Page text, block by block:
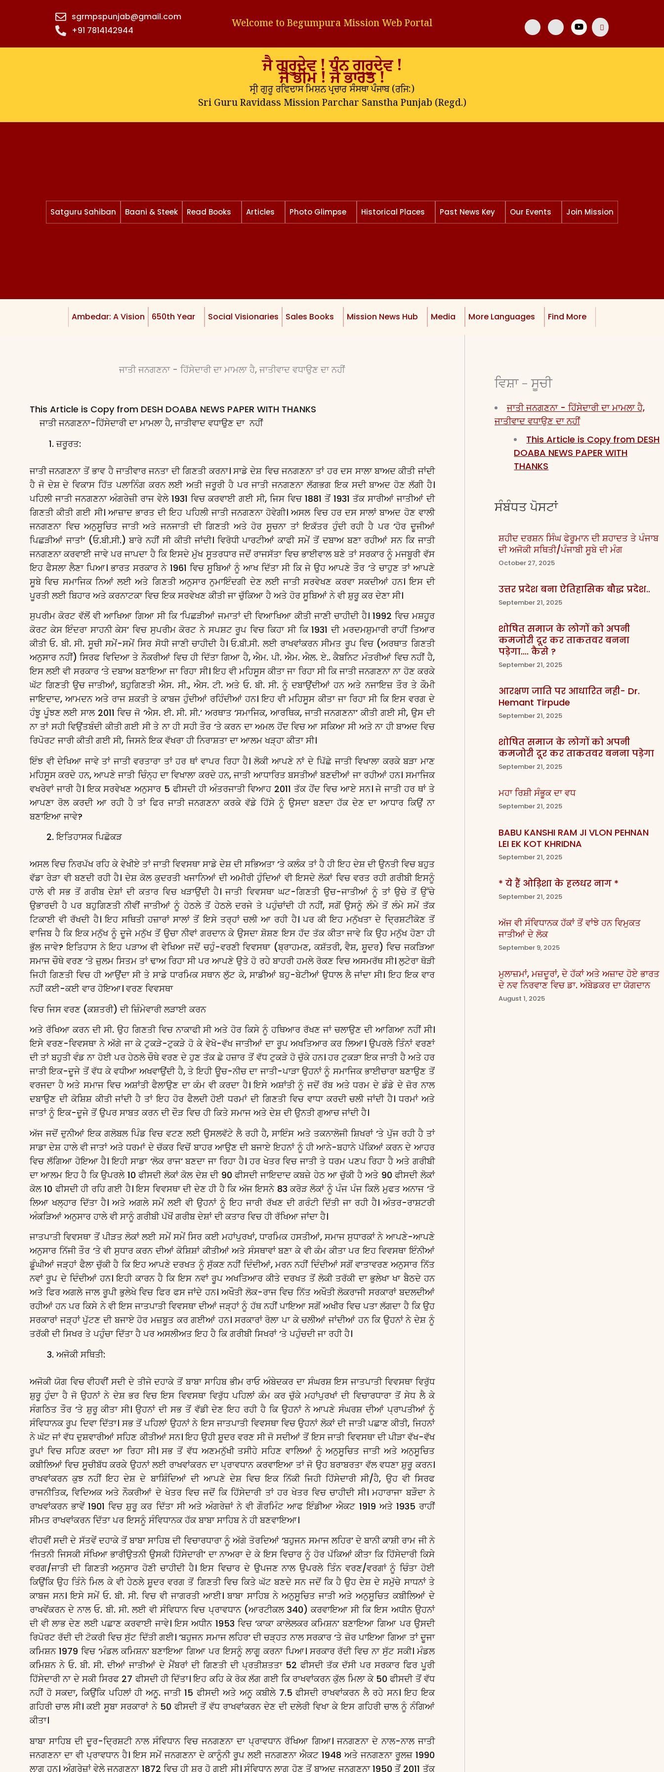
sgrmpspunjab@gmail.com
+91 7814142944‬
Welcome to Begumpura Mission Web Portal
ਜੈ ਗੁਰੂਦੇਵ ! ਧੰਨ ਗੁਰੂਦੇਵ !
ਜੈ ਭੀਮ ! ਜੈ ਭਾਰਤ !
ਸ੍ਰੀ ਗੁਰੂ ਰਵਿਦਾਸ ਮਿਸ਼ਨ ਪ੍ਰਚਾਰ ਸੰਸਥਾ ਪੰਜਾਬ (ਰਜਿ:)
Sri Guru Ravidass Mission Parchar Sanstha Punjab (Regd.)
Satguru Sahiban Baani & Steek Read Books Articles Photo Glimpse Historical Places Past News Key Our Events Join Mission
Ambedar: A Vision 650th Year Social Visionaries Sales Books Mission News Hub Media More Languages Find More
ਜਾਤੀ ਜਨਗਣਨਾ - ਹਿੱਸੇਦਾਰੀ ਦਾ ਮਾਮਲਾ ਹੈ, ਜਾਤੀਵਾਦ ਵਧਾਉਣ ਦਾ ਨਹੀਂ
This Article is Copy from DESH DOABA NEWS PAPER WITH THANKS
ਜਾਤੀ ਜਨਗਣਨਾ-ਹਿੱਸੇਦਾਰੀ ਦਾ ਮਾਮਲਾ ਹੈ, ਜਾਤੀਵਾਦ ਵਧਾਉਣ ਦਾ ਨਹੀਂ
ਜ਼ਰੂਰਤ:
ਜਾਤੀ ਜਨਗਣਨਾ ਤੋਂ ਭਾਵ ਹੈ ਜਾਤੀਵਾਰ ਜਨਤਾ ਦੀ ਗਿਣਤੀ ਕਰਨਾ। ਸਾਡੇ ਦੇਸ਼ ਵਿਚ ਜਨਗਣਨਾ ਤਾਂ ਹਰ ਦਸ ਸਾਲਾ ਬਾਅਦ ਕੀਤੀ ਜਾਂਦੀ
ਹੈ ਜੋ ਦੇਸ਼ ਦੇ ਵਿਕਾਸ ਹਿੱਤ ਪਲਾਨਿੰਗ ਕਰਨ ਲਈ ਅਤੀ ਜਰੂਰੀ ਹੈ ਪਰ ਜਾਤੀ ਜਨਗਣਨਾ ਲੱਗਭਗ ਇਕ ਸਦੀ ਬਾਅਦ ਹੋਣ ਲੱਗੀ ਹੈ।
ਪਹਿਲੀ ਜਾਤੀ ਜਨਗਣਨਾ ਅੰਗਰੇਜ਼ੀ ਰਾਜ ਵੇਲੇ 1931 ਵਿਚ ਕਰਵਾਈ ਗਈ ਸੀ, ਜਿਸ ਵਿਚ 1881 ਤੋਂ 1931 ਤੱਕ ਸਾਰੀਆਂ ਜਾਤੀਆਂ ਦੀ
ਗਿਣਤੀ ਕੀਤੀ ਗਈ ਸੀ। ਆਜ਼ਾਦ ਭਾਰਤ ਦੀ ਇਹ ਪਹਿਲੀ ਜਾਤੀ ਜਨਗਣਨਾ ਹੋਵੇਗੀ। ਅਸਲ ਵਿਚ ਹਰ ਦਸ ਸਾਲਾਂ ਬਾਅਦ ਹੋਣ ਵਾਲੀ
ਜਨਗਣਨਾ ਵਿਚ ਅਨੁਸੂਚਿਤ ਜਾਤੀ ਅਤੇ ਜਨਜਾਤੀ ਦੀ ਗਿਣਤੀ ਅਤੇ ਹੋਰ ਸੂਚਨਾ ਤਾਂ ਇਕੱਤਰ ਹੁੰਦੀ ਰਹੀ ਹੈ ਪਰ ‘ਹੋਰ ਦੂਜੀਆਂ
ਪਿਛੜੀਆਂ ਜਾਤਾਂ’ (ਓ.ਬੀ.ਸੀ.) ਬਾਰੇ ਨਹੀਂ ਸੀ ਕੀਤੀ ਜਾਂਦੀ। ਵਿਰੋਧੀ ਪਾਰਟੀਆਂ ਕਾਫੀ ਸਮੇਂ ਤੋਂ ਦਬਾਅ ਬਣਾ ਰਹੀਆਂ ਸਨ ਕਿ ਜਾਤੀ
ਜਨਗਣਨਾ ਕਰਵਾਈ ਜਾਵੇ ਪਰ ਜਾਪਦਾ ਹੈ ਕਿ ਇਸਦੇ ਮੁੱਖ ਸੂਤਰਧਾਰ ਜਦੋਂ ਰਾਜਸੱਤਾ ਵਿਚ ਭਾਈਵਾਲ ਬਣੇ ਤਾਂ ਸਰਕਾਰ ਨੂੰ ਮਜਬੂਰੀ ਵੱਸ
ਇਹ ਫੈਸਲਾ ਲੈਣਾ ਪਿਆ। ਭਾਰਤ ਸਰਕਾਰ ਨੇ 1961 ਵਿਚ ਸੂਬਿਆਂ ਨੂੰ ਆਖ ਦਿੱਤਾ ਸੀ ਕਿ ਜੇ ਉਹ ਆਪਣੇ ਤੌਰ ‘ਤੇ ਚਾਹੁਣ ਤਾਂ ਆਪਣੇ
ਸੂਬੇ ਵਿਚ ਸਮਾਜਿਕ ਨਿਆਂ ਲਈ ਅਤੇ ਗਿਣਤੀ ਅਨੁਸਾਰ ਨੁਮਾਇੰਦਗੀ ਦੇਣ ਲਈ ਜਾਤੀ ਸਰਵੇਖਣ ਕਰਵਾ ਸਕਦੀਆਂ ਹਨ। ਇਸ ਦੀ
ਪੂਰਤੀ ਲਈ ਬਿਹਾਰ ਅਤੇ ਕਰਨਾਟਕਾ ਵਿਚ ਇਕ ਸਰਵੇਖਣ ਕੀਤੀ ਜਾ ਚੁੱਕਿਆ ਹੈ ਅਤੇ ਹੋਰ ਸੂਬਿਆਂ ਨੇ ਵੀ ਸ਼ੁਰੂ ਕਰ ਦੇਣਾ ਸੀ।
ਸੁਪਰੀਮ ਕੋਰਟ ਵੱਲੋਂ ਵੀ ਆਖਿਆ ਗਿਆ ਸੀ ਕਿ ‘ਪਿਛੜੀਆਂ ਜਮਾਤਾਂ ਦੀ ਵਿਆਖਿਆ ਕੀਤੀ ਜਾਣੀ ਚਾਹੀਦੀ ਹੈ। 1992 ਵਿਚ ਮਸ਼ਹੂਰ
ਕੋਰਟ ਕੇਸ ਇੰਦਰਾ ਸਾਹਨੀ ਕੇਸ’ ਵਿਚ ਸੁਪਰੀਮ ਕੋਰਟ ਨੇ ਸਪਸ਼ਟ ਰੂਪ ਵਿਚ ਕਿਹਾ ਸੀ ਕਿ 1931 ਦੀ ਮਰਦਮਸ਼ੁਮਾਰੀ ਰਾਹੀਂ ਤਿਆਰ
ਕੀਤੀ ਓ. ਬੀ. ਸੀ. ਸੂਚੀ ਸਮੇਂ-ਸਮੇਂ ਸਿਰ ਸੋਧੀ ਜਾਣੀ ਚਾਹੀਦੀ ਹੈ। ਓ.ਬੀ.ਸੀ. ਲਈ ਰਾਖਵਾਂਕਰਨ ਸੀਮਤ ਰੂਪ ਵਿਚ (ਅਰਥਾਤ ਗਿਣਤੀ
ਅਨੁਸਾਰ ਨਹੀਂ) ਸਿਰਫ ਵਿਦਿਆ ਤੇ ਨੌਕਰੀਆਂ ਵਿਚ ਹੀ ਦਿੱਤਾ ਗਿਆ ਹੈ, ਐਮ. ਪੀ. ਐਮ. ਐਲ. ਏ.. ਕੈਬਨਿਟ ਮੰਤਰੀਆਂ ਵਿਚ ਨਹੀਂ ਹੈ,
ਇਸ ਲਈ ਵੀ ਸਰਕਾਰ ‘ਤੇ ਦਬਾਅ ਬਣਾਇਆ ਜਾ ਰਿਹਾ ਸੀ। ਇਹ ਵੀ ਮਹਿਸੂਸ ਕੀਤਾ ਜਾ ਰਿਹਾ ਸੀ ਕਿ ਜਾਤੀ ਜਨਗਣਨਾ ਨਾ ਹੋਣ ਕਰਕੇ
ਘੱਟ ਗਿਣਤੀ ਉਚ ਜਾਤੀਆਂ, ਬਹੁਗਿਣਤੀ ਐਸ. ਸੀ., ਐਸ. ਟੀ. ਅਤੇ ਓ. ਬੀ. ਸੀ. ਨੂੰ ਦਬਾਉਂਦੀਆਂ ਹਨ ਅਤੇ ਨਜਾਇਜ਼ ਤੌਰ ਤੇ ਕੌਮੀ
ਜਾਇਦਾਦ, ਆਮਦਨ ਅਤੇ ਰਾਜ ਸ਼ਕਤੀ ਤੇ ਕਾਬਜ ਹੁੰਦੀਆਂ ਰਹਿੰਦੀਆਂ ਹਨ। ਇਹ ਵੀ ਮਹਿਸੂਸ ਕੀਤਾ ਜਾ ਰਿਹਾ ਸੀ ਕਿ ਇਸ ਵਰਗ ਦੇ
ਹੰਝੂ ਪੂੰਝਣ ਲਈ ਸਾਲ 2011 ਵਿਚ ਜੋ ‘ਐਸ. ਈ. ਸੀ. ਸੀ.’ ਅਰਥਾਤ ‘ਸਮਾਜਿਕ, ਆਰਥਿਕ, ਜਾਤੀ ਜਨਗਣਨਾ’ ਕੀਤੀ ਗਈ ਸੀ, ਉਸ ਦੀ
ਨਾ ਤਾਂ ਸਹੀ ਵਿਉਂਤਬੰਦੀ ਕੀਤੀ ਗਈ ਸੀ ਤੇ ਨਾ ਹੀ ਸਹੀ ਤੌਰ ‘ਤੇ ਕਰਨ ਦਾ ਅਮਲ ਹੋਂਦ ਵਿਚ ਆ ਸਕਿਆ ਸੀ ਅਤੇ ਨਾ ਹੀ ਬਾਅਦ ਵਿਚ
ਰਿਪੋਰਟ ਜਾਰੀ ਕੀਤੀ ਗਈ ਸੀ, ਜਿਸਨੇ ਇਕ ਵੱਖਰਾ ਹੀ ਨਿਰਾਸ਼ਤਾ ਦਾ ਆਲਮ ਖੜ੍ਹਾ ਕੀਤਾ ਸੀ।
ਇੰਝ ਵੀ ਦੇਖਿਆ ਜਾਵੇ ਤਾਂ ਜਾਤੀ ਵਰਤਾਰਾ ਤਾਂ ਹਰ ਥਾਂ ਵਾਪਰ ਰਿਹਾ ਹੈ। ਲੋਕੀ ਆਪਣੇ ਨਾਂ ਦੇ ਪਿੱਛੇ ਜਾਤੀ ਵਿਖਾਲਾ ਕਰਕੇ ਬੜਾ ਮਾਣ
ਮਹਿਸੂਸ ਕਰਦੇ ਹਨ, ਆਪਣੇ ਜਾਤੀ ਚਿੰਨ੍ਹ ਦਾ ਵਿਖਾਲਾ ਕਰਦੇ ਹਨ, ਜਾਤੀ ਆਧਾਰਿਤ ਬਸਤੀਆਂ ਬਣਦੀਆਂ ਜਾ ਰਹੀਆਂ ਹਨ। ਸਮਾਜਿਕ
ਵਖਰੇਵਾਂ ਜਾਰੀ ਹੈ। ਇਕ ਸਰਵੇਖਣ ਅਨੁਸਾਰ 5 ਫੀਸਦੀ ਹੀ ਅੰਤਰਜਾਤੀ ਵਿਆਹ 2011 ਤੱਕ ਹੋਂਦ ਵਿਚ ਆਏ ਸਨ। ਜੇ ਜਾਤੀ ਹਰ ਥਾਂ ਤੇ
ਆਪਣਾ ਰੋਲ ਕਰਦੀ ਆ ਰਹੀ ਹੈ ਤਾਂ ਫਿਰ ਜਾਤੀ ਜਨਗਣਨਾ ਕਰਕੇ ਵੱਡੇ ਹਿੱਸੇ ਨੂੰ ਉਸਦਾ ਬਣਦਾ ਹੱਕ ਦੇਣ ਦਾ ਆਧਾਰ ਕਿਉਂ ਨਾ
ਬਣਾਇਆ ਜਾਵੇ?
ਇਤਿਹਾਸਕ ਪਿਛੋਕੜ
ਅਸਲ ਵਿਚ ਨਿਰਪੱਖ ਰਹਿ ਕੇ ਵੇਖੀਏ ਤਾਂ ਜਾਤੀ ਵਿਵਸਥਾ ਸਾਡੇ ਦੇਸ਼ ਦੀ ਸਭਿਅਤਾ ‘ਤੇ ਕਲੰਕ ਤਾਂ ਹੈ ਹੀ ਇਹ ਦੇਸ਼ ਦੀ ਉਨਤੀ ਵਿਚ ਬਹੁਤ
ਵੱਡਾ ਰੇੜਾ ਵੀ ਬਣਦੀ ਰਹੀ ਹੈ। ਦੇਸ਼ ਕੋਲ ਕੁਦਰਤੀ ਖਜਾਨਿਆਂ ਦੀ ਅਮੀਰੀ ਹੁੰਦਿਆਂ ਵੀ ਇਸਦੇ ਲੋਕਾਂ ਵਿਚ ਵਰਤ ਰਹੀ ਗਰੀਬੀ ਇਸਨੂੰ
ਹਾਲੇ ਵੀ ਸਭ ਤੋਂ ਗਰੀਬ ਦੇਸ਼ਾਂ ਦੀ ਕਤਾਰ ਵਿਚ ਖੜਾਉਂਦੀ ਹੈ। ਜਾਤੀ ਵਿਵਸਥਾ ਘਟ-ਗਿਣਤੀ ਉਚ-ਜਾਤੀਆਂ ਨੂੰ ਤਾਂ ਉਚੇ ਤੋਂ ਉੱਚੇ
ਉਭਾਰਦੀ ਹੈ ਪਰ ਬਹੁਗਿਣਤੀ ਨੀਵੀਂ ਜਾਤੀਆਂ ਨੂੰ ਹੇਠਲੇ ਤੋਂ ਹੇਠਲੇ ਦਰਜੇ ਤੇ ਪਹੁੰਚਾਂਦੀ ਹੀ ਨਹੀਂ, ਸਗੋਂ ਉਸਨੂੰ ਲੰਮੇ ਤੋਂ ਲੰਮੇ ਸਮੇਂ ਤੱਕ
ਟਿਕਾਈ ਵੀ ਰੱਖਦੀ ਹੈ। ਇਹ ਸਥਿਤੀ ਹਜ਼ਾਰਾਂ ਸਾਲਾਂ ਤੋਂ ਇਸੇ ਤਰ੍ਹਾਂ ਚਲੀ ਆ ਰਹੀ ਹੈ। ਪਰ ਕੀ ਇਹ ਮਨੁੱਖਤਾ ਦੇ ਦ੍ਰਿਸ਼ਟੀਕੋਣ ਤੋਂ
ਵਾਜਿਬ ਹੈ ਕਿ ਇਕ ਮਨੁੱਖ ਨੂੰ ਦੂਜੇ ਮਨੁੱਖ ਤੋਂ ਉਚਾ ਨੀਵਾਂ ਗਰਦਾਨ ਕੇ ਉਸਦਾ ਸ਼ੋਸ਼ਣ ਇਸ ਹੱਦ ਤੱਕ ਕੀਤਾ ਜਾਵੇ ਕਿ ਉਹ ਮਨੁੱਖ ਹੋਣਾ ਹੀ
ਭੁੱਲ ਜਾਵੇ? ਇਤਿਹਾਸ ਨੇ ਇਹ ਪੜਾਅ ਵੀ ਵੇਖਿਆ ਜਦੋਂ ਚਹੁੰ-ਵਰਣੀ ਵਿਵਸਥਾ (ਬ੍ਰਾਹਮਣ, ਕਸ਼ੱਤਰੀ, ਵੈਸ਼, ਸ਼ੂਦਰ) ਵਿਚ ਜਕੜਿਆ
ਸਮਾਜ ਚੌਥੇ ਵਰਣ ‘ਤੇ ਜ਼ੁਲਮ ਸਿਤਮ ਤਾਂ ਢਾਅ ਰਿਹਾ ਸੀ ਪਰ ਆਪਣੇ ਉਤੇ ਹੋ ਰਹੇ ਬਾਹਰੀ ਹਮਲੇ ਰੋਕਣ ਵਿਚ ਅਸਮਰੱਥ ਸੀ। ਲੁਟੇਰਾ ਥੋੜੀ
ਜਿਹੀ ਗਿਣਤੀ ਵਿਚ ਹੀ ਆਉਂਦਾ ਸੀ ਤੇ ਸਾਡੇ ਧਾਰਮਿਕ ਸਥਾਨ ਲੁੱਟ ਕੇ, ਸਾਡੀਆਂ ਬਹੁ-ਬੇਟੀਆਂ ਉਧਾਲ ਲੈ ਜਾਂਦਾ ਸੀ। ਇਹ ਇਕ ਵਾਰ
ਨਹੀਂ ਕਈ-ਕਈ ਵਾਰ ਹੋਇਆ। ਵਰਣ ਵਿਵਸਥਾ
ਵਿਚ ਜਿਸ ਵਰਣ (ਕਸ਼ਤਰੀ) ਦੀ ਜ਼ਿੰਮੇਵਾਰੀ ਲੜਾਈ ਕਰਨ
ਅਤੇ ਰੱਖਿਆ ਕਰਨ ਦੀ ਸੀ. ਉਹ ਗਿਣਤੀ ਵਿਚ ਨਾਕਾਫੀ ਸੀ ਅਤੇ ਹੋਰ ਕਿਸੇ ਨੂੰ ਹਥਿਆਰ ਰੱਖਣ ਜਾਂ ਚਲਾਉਣ ਦੀ ਆਗਿਆ ਨਹੀਂ ਸੀ।
ਇਸੇ ਵਰਣ-ਵਿਵਸਥਾ ਨੇ ਅੱਗੇ ਜਾ ਕੇ ਟੁਕੜੇ-ਟੁਕੜੇ ਹੋ ਕੇ ਵੇਖੋ-ਵੱਖ ਜਾਤੀਆਂ ਦਾ ਰੂਪ ਅਖਤਿਆਰ ਕਰ ਲਿਆ। ਉਪਰਲੇ ਤਿੰਨਾਂ ਵਰਣਾਂ
ਦੀ ਤਾਂ ਬਹੁਤੀ ਵੰਡ ਨਾ ਹੋਈ ਪਰ ਹੇਠਲੇ ਚੌਥੇ ਵਰਣ ਦੇ ਹੁਣ ਤੱਕ ਛੇ ਹਜ਼ਾਰ ਤੋਂ ਵੱਧ ਟੁਕੜੇ ਹੋ ਚੁੱਕੇ ਹਨ। ਹਰ ਟੁਕੜਾ ਇਕ ਜਾਤੀ ਹੈ ਅਤੇ ਹਰ
ਜਾਤੀ ਇਕ-ਦੂਜੇ ਤੋਂ ਵੱਧ ਕੇ ਵਧੀਆ ਅਖਵਾਉਂਦੀ ਹੈ, ਤੇ ਇਹੀ ਊਚ-ਨੀਚ ਦਾ ਜਾਤੀ-ਪਾੜਾ ਉਹਨਾਂ ਨੂੰ ਸਮਾਜਿਕ ਭਾਈਚਾਰਾ ਬਣਾਉਣ ਤੋਂ
ਵਰਜਦਾ ਹੈ ਅਤੇ ਸਮਾਜ ਵਿਚ ਅਸ਼ਾਂਤੀ ਫੈਲਾਉਣ ਦਾ ਕੰਮ ਵੀ ਕਰਦਾ ਹੈ। ਇਸੇ ਅਸ਼ਾਂਤੀ ਨੂੰ ਜਦੋਂ ਰੱਬ ਅਤੇ ਧਰਮ ਦੇ ਡੰਡੇ ਦੇ ਜ਼ੋਰ ਨਾਲ
ਦਬਾਉਣ ਦੀ ਕੋਸ਼ਿਸ਼ ਕੀਤੀ ਜਾਂਦੀ ਹੈ ਤਾਂ ਇਹ ਹੋਰ ਫੈਲਦੀ ਹੋਈ ਧਰਮਾਂ ਦੀ ਗਿਣਤੀ ਵਿਚ ਵਾਧਾ ਕਰਦੀ ਚਲੀ ਜਾਂਦੀ ਹੈ। ਧਰਮਾਂ ਅਤੇ
ਜਾਤਾਂ ਨੂੰ ਇਕ-ਦੂਜੇ ਤੋਂ ਉਪਰ ਸਾਬਤ ਕਰਨ ਦੀ ਦੌੜ ਵਿਚ ਹੀ ਕਿਤੇ ਸਮਾਜ ਅਤੇ ਦੇਸ਼ ਦੀ ਉਨਤੀ ਗੁਆਚ ਜਾਂਦੀ ਹੈ।
ਅੱਜ ਜਦੋਂ ਦੁਨੀਆਂ ਇਕ ਗਲੋਬਲ ਪਿੰਡ ਵਿਚ ਵਟਣ ਲਈ ਉਸਲਵੱਟੇ ਲੈ ਰਹੀ ਹੈ, ਸਾਇੰਸ ਅਤੇ ਤਕਨਾਲੋਜੀ ਸ਼ਿਖਰਾਂ ‘ਤੇ ਪੁੱਜ ਰਹੀ ਹੈ ਤਾਂ
ਸਾਡਾ ਦੇਸ਼ ਹਾਲੇ ਵੀ ਜਾਤਾਂ ਅਤੇ ਧਰਮਾਂ ਦੇ ਚੱਕਰ ਵਿਚੋਂ ਬਾਹਰ ਆਉਣ ਦੀ ਬਜਾਏ ਇਹਨਾਂ ਨੂੰ ਹੀ ਆਨੇ-ਬਹਾਨੇ ਪੱਕਿਆਂ ਕਰਨ ਦੇ ਆਹਰ
ਵਿਚ ਲੱਗਿਆ ਹੋਇਆ ਹੈ। ਇਹੀ ਸਾਡਾ ‘ਲੋਕ ਰਾਜ’ ਬਣਦਾ ਜਾ ਰਿਹਾ ਹੈ। ਹਰ ਖੇਤਰ ਵਿਚ ਜਾਤੀ ਤੇ ਧਰਮ ਪਣਪ ਰਿਹਾ ਹੈ ਅਤੇ ਗਰੀਬੀ
ਦਾ ਆਲਮ ਇਹ ਹੈ ਕਿ ਉਪਰਲੇ 10 ਫੀਸਦੀ ਲੋਕਾਂ ਕੋਲ ਦੇਸ਼ ਦੀ 90 ਫੀਸਦੀ ਜਾਇਦਾਦ ਕਬਜ਼ੇ ਹੇਠ ਆ ਚੁੱਕੀ ਹੈ ਅਤੇ 90 ਫੀਸਦੀ ਲੋਕਾਂ
ਕੋਲ 10 ਫੀਸਦੀ ਹੀ ਰਹਿ ਗਈ ਹੈ। ਇਸ ਵਿਵਸਥਾ ਦੀ ਦੇਣ ਹੀ ਹੈ ਕਿ ਅੱਜ ਇਸਨੇ 83 ਕਰੋੜ ਲੋਕਾਂ ਨੂੰ ਪੰਜ ਪੰਜ ਕਿਲੋ ਮੁਫਤ ਅਨਾਜ ‘ਤੋ
ਲਿਆ ਖਲ੍ਹਾਰ ਦਿੱਤਾ ਹੈ। ਅਤੇ ਅਗਲੇ ਸਮੇਂ ਲਈ ਵੀ ਉਹਨਾਂ ਨੂੰ ਇਹ ਜਾਰੀ ਰੱਖਣ ਦੀ ਗਰੰਟੀ ਦਿੱਤੀ ਜਾ ਰਹੀ ਹੈ। ਅੰਤਰ-ਰਾਸ਼ਟਰੀ
ਅੰਕੜਿਆਂ ਅਨੁਸਾਰ ਹਾਲੇ ਵੀ ਸਾਨੂੰ ਗਰੀਬੀ ਪੱਖੋਂ ਗਰੀਬ ਦੇਸ਼ਾਂ ਦੀ ਕਤਾਰ ਵਿਚ ਹੀ ਰੱਖਿਆ ਜਾਂਦਾ ਹੈ।
ਜਾਤਪਾਤੀ ਵਿਵਸਥਾ ਤੋਂ ਪੀੜਤ ਲੋਕਾਂ ਲਈ ਸਮੇਂ ਸਮੇਂ ਸਿਰ ਕਈ ਮਹਾਂਪੁਰਖਾਂ, ਧਾਰਮਿਕ ਹਸਤੀਆਂ, ਸਮਾਜ ਸੁਧਾਰਕਾਂ ਨੇ ਆਪਣੇ-ਆਪਣੇ
ਅਨੁਸਾਰ ਨਿੱਜੀ ਤੌਰ ‘ਤੇ ਵੀ ਸੁਧਾਰ ਕਰਨ ਦੀਆਂ ਕੋਸ਼ਿਸ਼ਾਂ ਕੀਤੀਆਂ ਅਤੇ ਸੰਸਥਾਵਾਂ ਬਣਾ ਕੇ ਵੀ ਕੰਮ ਕੀਤਾ ਪਰ ਇਹ ਵਿਵਸਥਾ ਇੰਨੀਆਂ
ਡੂੰਘੀਆਂ ਜੜ੍ਹਾਂ ਫੈਲਾ ਚੁੱਕੀ ਹੈ ਕਿ ਇਹ ਆਪਣੇ ਦਰਖਤ ਨੂੰ ਸੁੱਕਣ ਨਹੀਂ ਦਿੰਦੀਆਂ, ਮਰਨ ਨਹੀਂ ਦਿੰਦੀਆਂ ਸਗੋਂ ਵਾਤਾਵਰਣ ਅਨੁਸਾਰ ਨਿੱਤ
ਨਵਾਂ ਰੂਪ ਦੇ ਦਿੰਦੀਆਂ ਹਨ। ਇਹੀ ਕਾਰਨ ਹੈ ਕਿ ਇਸ ਨਵਾਂ ਰੂਪ ਅਖਤਿਆਰ ਕੀਤੇ ਦਰਖਤ ਤੋਂ ਲੋਕੀ ਤਰੱਕੀ ਦਾ ਭੁਲੇਖਾ ਖਾ ਬੈਠਦੇ ਹਨ
ਅਤੇ ਫਿਰ ਅਗਲੇ ਜਾਲ ਰੂਪੀ ਭੁਲੇਖੇ ਵਿਚ ਫਿਰ ਫਸ ਜਾਂਦੇ ਹਨ। ਅਖੌਤੀ ਲੋਕ-ਰਾਜ ਵਿਚ ਨਿੱਤ ਅਖੌਤੀ ਲੋਕਰਾਜੀ ਸਰਕਾਰਾਂ ਬਦਲਦੀਆਂ
ਰਹੀਆਂ ਹਨ ਪਰ ਕਿਸੇ ਨੇ ਵੀ ਇਸ ਜਾਤਪਾਤੀ ਵਿਵਸਥਾ ਦੀਆਂ ਜੜ੍ਹਾਂ ਨੂੰ ਹੱਥ ਨਹੀਂ ਪਾਇਆ ਸਗੋਂ ਅਖੀਰ ਵਿਚ ਪਤਾ ਲੱਗਦਾ ਹੈ ਕਿ ਉਹ
ਸਰਕਾਰਾਂ ਜੜ੍ਹਾਂ ਪੁੱਟਣ ਦੀ ਬਜਾਏ ਹੋਰ ਮਜ਼ਬੂਤ ਕਰ ਗਈਆਂ ਹਨ। ਸਰਕਾਰਾਂ ਰੋਲਾ ਪਾ ਕੇ ਚਲੀਆਂ ਜਾਂਦੀਆਂ ਹਨ ਕਿ ਉਹਨਾਂ ਨੇ ਦੇਸ਼ ਨੂੰ
ਤਰੱਕੀ ਦੀ ਸਿਖਰ ਤੇ ਪਹੁੰਚਾ ਦਿੱਤਾ ਹੈ ਪਰ ਅਸਲੀਅਤ ਇਹ ਹੈ ਕਿ ਗਰੀਬੀ ਸਿਖਰਾਂ ‘ਤੇ ਪਹੁੰਚਦੀ ਜਾ ਰਹੀ ਹੈ।
ਅਜੋਕੀ ਸਥਿਤੀ:
ਅਜੋਕੀ ਯੋਗ ਵਿਚ ਵੀਹਵੀਂ ਸਦੀ ਦੇ ਤੀਜੇ ਦਹਾਕੇ ਤੋਂ ਬਾਬਾ ਸਾਹਿਬ ਭੀਮ ਰਾਓ ਅੰਬੇਦਕਰ ਦਾ ਸੰਘਰਸ਼ ਇਸ ਜਾਤਪਾਤੀ ਵਿਵਸਥਾ ਵਿਰੁੱਧ
ਸ਼ੁਰੂ ਹੁੰਦਾ ਹੈ ਜੋ ਉਹਨਾਂ ਨੇ ਦੇਸ਼ ਭਰ ਵਿਚ ਇਸ ਵਿਵਸਥਾ ਵਿਰੁੱਧ ਪਹਿਲਾਂ ਕੰਮ ਕਰ ਚੁੱਕੇ ਮਹਾਂਪੁਰਖਾਂ ਦੀ ਵਿਚਾਰਧਾਰਾ ਤੋਂ ਸੇਧ ਲੈ ਕੇ
ਸੰਗਠਿਤ ਤੌਰ ‘ਤੇ ਸ਼ੁਰੂ ਕੀਤਾ ਸੀ। ਉਹਨਾਂ ਦੀ ਸਭ ਤੋਂ ਵੱਡੀ ਦੇਣ ਇਹ ਰਹੀ ਹੈ ਕਿ ਉਹਨਾਂ ਨੇ ਆਪਣੇ ਸੰਘਰਸ਼ ਦੀਆਂ ਪ੍ਰਾਪਤੀਆਂ ਨੂੰ
ਸੰਵਿਧਾਨਕ ਰੂਪ ਦਿਵਾ ਦਿੱਤਾ। ਸਭ ਤੋਂ ਪਹਿਲਾਂ ਉਹਨਾਂ ਨੇ ਇਸ ਜਾਤਪਾਤੀ ਵਿਵਸਥਾ ਵਿਚ ਉਹਨਾਂ ਲੋਕਾਂ ਦੀ ਜਾਤੀ ਪਛਾਣ ਕੀਤੀ, ਜਿਹਨਾਂ
ਨੇ ਘੱਟ ਜਾਂ ਵੱਧ ਦੁਸ਼ਵਾਰੀਆਂ ਸਹਿਣ ਕੀਤੀਆਂ ਸਨ। ਇਹ ਉਹੀ ਸ਼ੂਦਰ ਵਰਣ ਸੀ ਜੋ ਸਦੀਆਂ ਤੋਂ ਇਸ ਜਾਤੀ ਵਿਵਸਥਾ ਦੀ ਪੀੜਾ ਵੱਖ-ਵੱਖ
ਰੂਪਾਂ ਵਿਚ ਸਹਿਣ ਕਰਦਾ ਆ ਰਿਹਾ ਸੀ। ਸਭ ਤੋਂ ਵੱਧ ਅਣਮਨੁੱਖੀ ਤਸੀਹੇ ਸਹਿਣ ਵਾਲਿਆਂ ਨੂੰ ਅਨੁਸੂਚਿਤ ਜਾਤੀ ਅਤੇ ਅਨੁਸੂਚਿਤ
ਕਬੀਲਿਆਂ ਵਿਚ ਸੂਚੀਬੱਧ ਕਰਕੇ ਉਹਨਾਂ ਲਈ ਰਾਖਵਾਂਕਰਨ ਦਾ ਪ੍ਰਾਵਧਾਨ ਕਰਵਾਇਆ ਤਾਂ ਜੋ ਉਹ ਬਰਾਬਰਤਾ ਵੱਲ ਵਧਣਾ ਸ਼ੁਰੂ ਕਰਨ।
ਰਾਖਵਾਂਕਰਨ ਕੁਝ ਨਹੀਂ ਇਹ ਦੇਸ਼ ਦੇ ਬਾਸ਼ਿੰਦਿਆਂ ਦੀ ਆਪਣੇ ਦੇਸ਼ ਵਿਚ ਇਕ ਨਿੱਕੀ ਜਿਹੀ ਹਿੱਸੇਦਾਰੀ ਸੀ/ਹੈ, ਉਹ ਵੀ ਸਿਰਫ
ਰਾਜਨੀਤਿਕ, ਵਿਦਿਅਕ ਅਤੇ ਨੌਕਰੀਆਂ ਦੇ ਖੇਤਰ ਵਿਚ ਜਦੋਂ ਕਿ ਹਿੱਸੇਦਾਰੀ ਤਾਂ ਹਰ ਖੇਤਰ ਵਿਚ ਚਾਹੀਦੀ ਸੀ। ਮਹਾਰਾਜਾ ਬੜੌਦਾ ਨੇ
ਰਾਖਵਾਂਕਰਨ ਭਾਵੇਂ 1901 ਵਿਚ ਸ਼ੁਰੂ ਕਰ ਦਿੱਤਾ ਸੀ ਅਤੇ ਅੰਗਰੇਜ਼ਾਂ ਨੇ ਵੀ ਗੌਰਮਿੰਟ ਆਫ ਇੰਡੀਆ ਐਕਟ 1919 ਅਤੇ 1935 ਰਾਹੀਂ
ਸੀਮਤ ਰਾਖਵਾਂਕਰਨ ਦਿੱਤਾ ਪਰ ਇਸਨੂੰ ਸੰਵਿਧਾਨਕ ਹੱਕ ਬਾਬਾ ਸਾਹਿਬ ਨੇ ਹੀ ਬਣਵਾਇਆ।
ਵੀਹਵੀਂ ਸਦੀ ਦੇ ਸੱਤਵੇਂ ਦਹਾਕੇ ਤੋਂ ਬਾਬਾ ਸਾਹਿਬ ਦੀ ਵਿਚਾਰਧਾਰਾ ਨੂੰ ਅੱਗੇ ਤੋਰਦਿਆਂ ‘ਬਹੁਜਨ ਸਮਾਜ ਲਹਿਰ’ ਦੇ ਬਾਨੀ ਕਾਸ਼ੀ ਰਾਮ ਜੀ ਨੇ
‘ਜਿਤਨੀ ਜਿਸਕੀ ਸੰਖਿਆ ਭਾਰੀਉਤਨੀ ਉਸਕੀ ਹਿੱਸੇਦਾਰੀ’ ਦਾ ਨਾਅਰਾ ਦੇ ਕੇ ਇਸ ਵਿਚਾਰ ਨੂੰ ਹੋਰ ਪੱਕਿਆਂ ਕੀਤਾ ਕਿ ਹਿੱਸੇਦਾਰੀ ਕਿਸੇ
ਵਰਗ/ਜਾਤੀ ਦੀ ਗਿਣਤੀ ਅਨੁਸਾਰ ਹੋਣੀ ਚਾਹੀਦੀ ਹੈ। ਇਸ ਵਿਚਾਰ ਦੇ ਉਪਜਣ ਨਾਲ ਉਪਰਲੇ ਤਿੰਨ ਵਰਣ/ਵਰਗਾਂ ਨੂੰ ਚਿੰਤਾ ਹੋਈ
ਕਿਉਂਕਿ ਉਹ ਤਿੰਨੇ ਮਿਲ ਕੇ ਵੀ ਹੇਠਲੇ ਸ਼ੂਦਰ ਵਰਗ ਤੋਂ ਗਿਣਤੀ ਵਿਚ ਕਿਤੇ ਘੱਟ ਬਣਦੇ ਸਨ ਜਦੋਂ ਕਿ ਹੈ ਉਹ ਦੇਸ਼ ਦੇ ਸਮੁੱਚੇ ਸਾਧਨਾਂ ਤੇ
ਕਾਬਜ ਸਨ। ਇਸੇ ਸਮੇਂ ਓ. ਬੀ. ਸੀ. ਵਿਚ ਵੀ ਜਾਗਰਤੀ ਆਈ। ਬਾਬਾ ਸਾਹਿਬ ਨੇ ਅਨੁਸੂਚਿਤ ਜਾਤੀ ਅਤੇ ਅਨੁਸੂਚਿਤ ਕਬੀਲਿਆਂ ਦੇ
ਰਾਖਵੇਂਕਰਨ ਦੇ ਨਾਲ ਓ. ਬੀ. ਸੀ. ਲਈ ਵੀ ਸੰਵਿਧਾਨ ਵਿਚ ਪ੍ਰਾਵਧਾਨ (ਆਰਟੀਕਲ 340) ਕਰਵਾਇਆ ਸੀ ਕਿ ਇਸ ਅਧੀਨ ਉਹਨਾਂ
ਦੀ ਵੀ ਲਾਭ ਦੇਣ ਲਈ ਪਛਾਣ ਕਰਵਾਈ ਜਾਵੇ। ਇਸ ਅਧੀਨ 1953 ਵਿਚ ‘ਕਾਕਾ ਕਾਲੇਲਕਰ ਕਮਿਸ਼ਨ’ ਬਣਾਇਆ ਗਿਆ ਪਰ ਉਸਦੀ
ਰਿਪੋਰਟ ਰੱਦੀ ਦੀ ਟੋਕਰੀ ਵਿਚ ਸੁੱਟ ਦਿੱਤੀ ਗਈ। ‘ਬਹੁਜਨ ਸਮਾਜ ਲਹਿਰ’ ਦੀ ਚੜ੍ਹਤ ਨਾਲ ਸਰਕਾਰ ‘ਤੇ ਜ਼ੋਰ ਪਾਇਆ ਗਿਆ ਤਾਂ ਦੂਜਾ
ਕਮਿਸ਼ਨ 1979 ਵਿਚ ‘ਮੰਡਲ ਕਮਿਸ਼ਨ’ ਬਣਾਇਆ ਗਿਆ ਪਰ ਇਸਨੂੰ ਲਾਗੂ ਕਰਨਾ ਪਿਆ। ਸਰਕਾਰ ਰੱਦੀ ਵਿਚ ਨਾ ਸੁੱਟ ਸਕੀ। ਮੰਡਲ
ਕਮਿਸ਼ਨ ਨੇ ਓ. ਬੀ. ਸੀ. ਦੀਆਂ ਜਾਤੀਆਂ ਦੇ ਮੈਂਬਰਾਂ ਦੀ ਗਿਣਤੀ ਦੀ ਪ੍ਰਤੀਸ਼ਤਤਾ 52 ਫੀਸਦੀ ਤੱਕ ਦੱਸੀ ਪਰ ਸਰਕਾਰ ਫਿਰ ਪੂਰੀ
ਹਿੱਸੇਦਾਰੀ ਨਾ ਦੇ ਸਕੀ ਸਿਰਫ 27 ਫੀਸਦੀ ਹੀ ਦਿੱਤਾ। ਇਹ ਕਹਿ ਕੇ ਰੋਕ ਲੱਗ ਗਈ ਕਿ ਰਾਖਵਾਂਕਰਨ ਕੁੱਲ ਮਿਲਾ ਕੇ 50 ਫੀਸਦੀ ਤੋਂ ਵੱਧ
ਨਹੀਂ ਹੋ ਸਕਦਾ, ਕਿਉਂਕਿ ਪਹਿਲਾਂ ਹੀ ਅਨੂ. ਜਾਤੀ 15 ਫੀਸਦੀ ਅਤੇ ਅਨੂ ਕਬੀਲੇ 7.5 ਫੀਸਦੀ ਰਾਖਵਾਂਕਰਨ ਲੈ ਰਹੇ ਸਨ। ਇਹ ਇਕ
ਗਹਿਰੀ ਚਾਲ ਸੀ। ਕਈ ਸੂਬਾ ਸਰਕਾਰਾਂ ਨੇ 50 ਫੀਸਦੀ ਤੋਂ ਵੱਧ ਰਾਖਵਾਂਕਰਨ ਦੇਣ ਦੀ ਦਲੇਰੀ ਵਿਖਾ ਕੇ ਇਸ ਗਹਿਰੀ ਚਾਲ ਨੂੰ ਨੰਗਿਆਂ
ਕੀਤਾ।
ਬਾਬਾ ਸਾਹਿਬ ਦੀ ਦੂਰ-ਦ੍ਰਿਸ਼ਟੀ ਨਾਲ ਸੰਵਿਧਾਨ ਵਿਚ ਜਨਗਣਨਾ ਦਾ ਪ੍ਰਾਵਧਾਨ ਰੱਖਿਆ ਗਿਆ। ਜਨਗਣਨਾ ਦੇ ਨਾਲ-ਨਾਲ ਜਾਤੀ
ਜਨਗਣਨਾ ਦਾ ਵੀ ਪ੍ਰਾਵਧਾਨ ਹੈ। ਇਸ ਸਮੇਂ ਜਨਗਣਨਾ ਦੇ ਕਾਨੂੰਨੀ ਰੂਪ ਲਈ ਜਨਗਣਨਾ ਐਕਟ 1948 ਅਤੇ ਜਨਗਣਨਾ ਰੂਲਜ਼ 1990
ਲਾਗੂ ਹਨ। ਅੰਗਰੇਜ਼ਾਂ ਵੇਲੇ ਜਨਗਣਨਾ 1872 ਵਿਚ ਹੀ ਸ਼ੁਰੂ ਹੋ ਗਈ ਸੀ। ਸੰਵਿਧਾਨ ਲਾਗੂ ਹੋਣ ਤੋਂ ਬਾਅਦ ਜਨਗਣਨਾ 1950 ਤੋਂ 2011 ਤੱਕ
ਵਿਸ਼ਾ - ਸੂਚੀ
ਜਾਤੀ ਜਨਗਣਨਾ - ਹਿੱਸੇਦਾਰੀ ਦਾ ਮਾਮਲਾ ਹੈ,
ਜਾਤੀਵਾਦ ਵਧਾਉਣ ਦਾ ਨਹੀਂ
This Article is Copy from DESH
DOABA NEWS PAPER WITH
THANKS
ਸੰਬੰਧਤ ਪੋਸਟਾਂ
ਸ਼ਹੀਦ ਦਰਸ਼ਨ ਸਿੰਘ ਫੇਰੂਮਾਨ ਦੀ ਸ਼ਹਾਦਤ ਤੇ ਪੰਜਾਬ
ਦੀ ਅਜੋਕੀ ਸਥਿਤੀ/ਪੰਜਾਬੀ ਸੂਬੇ ਦੀ ਮੰਗ
October 27, 2025
उत्तर प्रदेश बना ऐतिहासिक बौद्ध प्रदेश..
September 21, 2025
शोषित समाज के लोगों को अपनी
कमजोरी दूर कर ताकतवर बनना
पड़ेगा…. कैसे ?
September 21, 2025
आरक्षण जाति पर आधारित नही- Dr.
Hemant Tirpude
September 21, 2025
शोषित समाज के लोगों को अपनी
कमजोरी दूर कर ताकतवर बनना पड़ेगा
September 21, 2025
ਮਹਾ ਰਿਸ਼ੀ ਸੰਭੂਕ ਦਾ ਵਧ
September 21, 2025
BABU KANSHI RAM JI VLON PEHNAN
LEI EK KOT KHRIDNA
September 21, 2025
* ये हैं ओड़िशा के हलधर नाग *
September 21, 2025
ਅੱਜ ਵੀ ਸੰਵਿਧਾਨਕ ਹੱਕਾਂ ਤੋਂ ਵਾਂਝੇ ਹਨ ਵਿਮੁਕਤ
ਜਾਤੀਆਂ ਦੇ ਲੋਕ
September 9, 2025
ਮੁਲਾਜ਼ਮਾਂ, ਮਜ਼ਦੂਰਾਂ, ਦੇ ਹੱਕਾਂ ਅਤੇ ਅਜ਼ਾਦ ਹੋਏ ਭਾਰਤ
ਦੇ ਨਵ ਨਿਰਵਾਣ ਵਿਚ ਡਾ. ਅੰਬੇਡਕਰ ਦਾ ਯੋਗਦਾਨ
August 1, 2025